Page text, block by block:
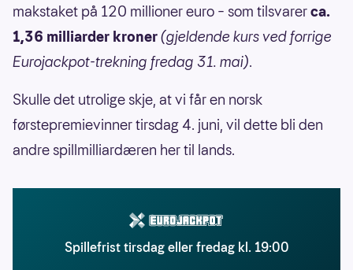
makstaket på 120 millioner euro – som tilsvarerca.
1,36 milliarder kroner(gjeldende kurs ved forrige
Eurojackpot-trekning fredag 31. mai).
Skulle det utrolige skje, at vi får en norsk
førstepremievinner tirsdag 4. juni, vil dette bli den
andre spillmilliardæren her til lands.
Spillefrist tirsdag eller fredag kl. 19:00